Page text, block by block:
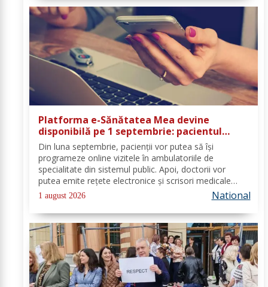
Platforma e-Sănătatea Mea devine
disponibilă pe 1 septembrie: pacientul
devine utilizator direct al sistemului
digital de sănătate
Din luna septembrie, pacienții vor putea să își
programeze online vizitele în ambulatoriile de
specialitate din sistemul public. Apoi, doctorii vor
putea emite rețete electronice și scrisori medicale
direct prin noua platformă. Se fac ultimele lucrări la
platforma „e-Sănătatea Mea" pentru aceste...
1 august 2026 National